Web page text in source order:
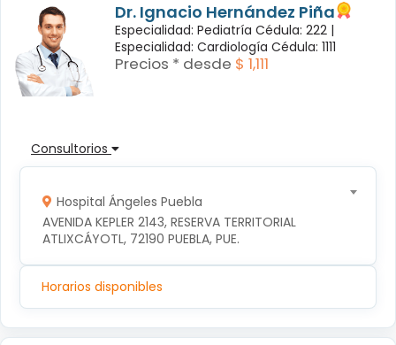
Dr. Ignacio Hernández Piña
Especialidad: Pediatría Cédula: 222 |
Especialidad: Cardiología Cédula: 1111
Precios * desde $ 1,111
Consultorios
Hospital Ángeles Puebla
AVENIDA KEPLER 2143, RESERVA TERRITORIAL
ATLIXCÁYOTL, 72190 PUEBLA, PUE.
Horarios disponibles